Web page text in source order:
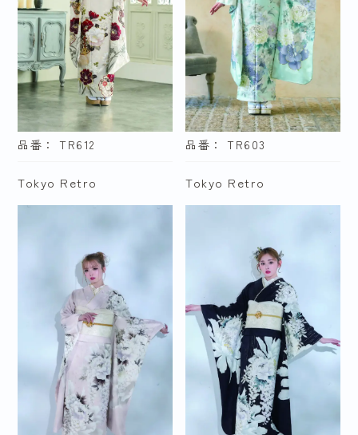
edel ELAIZA
fururu Mogafuri
Juju NICOLE
しほり
サイズで探す
セミオーダー S
品番： TR612
Tokyo Retro
品番： TR603
Tokyo Retro